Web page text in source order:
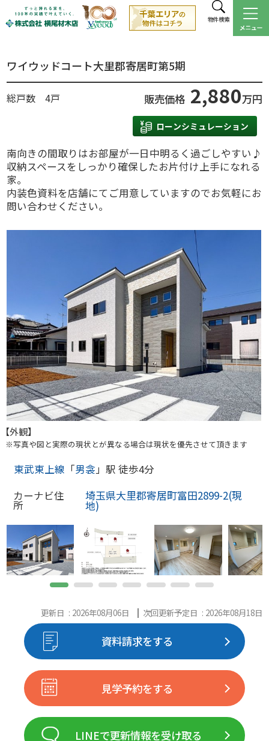
物件検索
ワイウッドコート大里郡寄居町第5期
総戸数 4戸 販売価格 2,880万円
ローンシミュレーション
南向きの間取りはお部屋が一日中明るく過ごしやすい♪
収納スペースをしっかり確保したお片付け上手になれる
家。
内装色資料を店舗にてご用意していますのでお気軽にお
問い合わせください。
【外観】
※写真や図と実際の現状とが異なる場合は現状を優先させて頂きます
東武東上線 「男衾」駅 徒歩4分
カーナビ住
所
埼玉県大里郡寄居町富田2899-2(現
地)
更新日 : 2026年08月06日 次回更新予定日 : 2026年08月18日
資料請求をする
見学予約をする
LINEで更新情報を受け取る